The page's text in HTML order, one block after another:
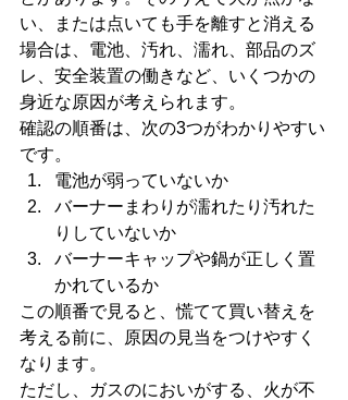
い、または点いても手を離すと消える
場合は、電池、汚れ、濡れ、部品のズ
レ、安全装置の働きなど、いくつかの
身近な原因が考えられます。
確認の順番は、次の3つがわかりやすい
です。
電池が弱っていないか
バーナーまわりが濡れたり汚れた
りしていないか
バーナーキャップや鍋が正しく置
かれているか
この順番で見ると、慌てて買い替えを
考える前に、原因の見当をつけやすく
なります。
ただし、ガスのにおいがする、火が不